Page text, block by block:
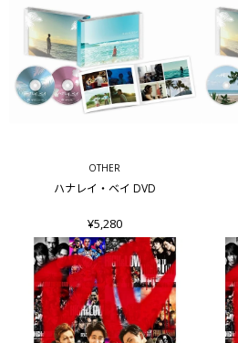
OTHER
ハナレイ・ベイ DVD
¥5,280